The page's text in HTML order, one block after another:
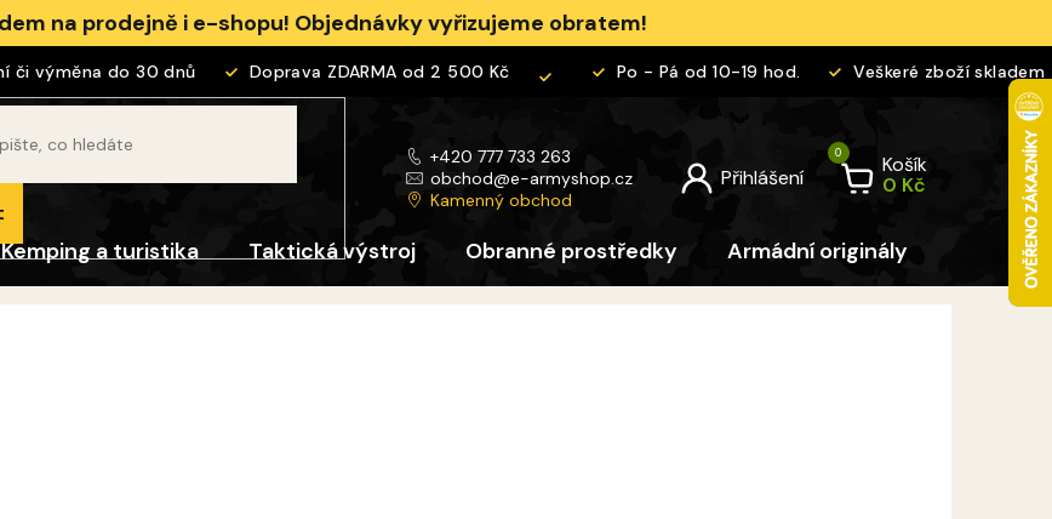
na prodejně i e-shopu! Objednávky vyřizujeme obratem!
do 30 dnů Doprava ZDARMA od 2 500 Kč Po - Pá od 10-19 hod. Veškeré zboží skladem
+420 777 733 263
obchod@e-armyshop.cz
Kamenný obchod
Košík
Kemping a turistika Taktická výstroj Obranné prostředky Armádní originály Pro děti